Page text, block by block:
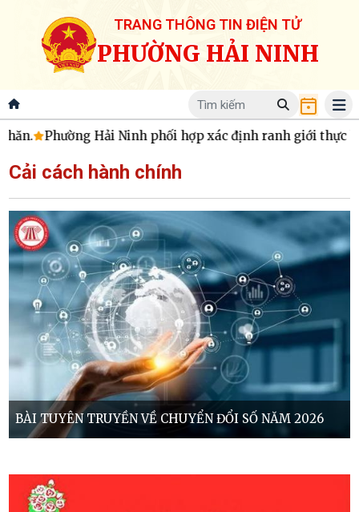
TRANG THÔNG TIN ĐIỆN TỬ
PHƯỜNG HẢI NINH
Phường Hải Ninh phối hợp xác định ranh giới thực hiện
Cải cách hành chính
BÀI TUYÊN TRUYỀN VỀ CHUYỂN ĐỔI SỐ NĂM 2026